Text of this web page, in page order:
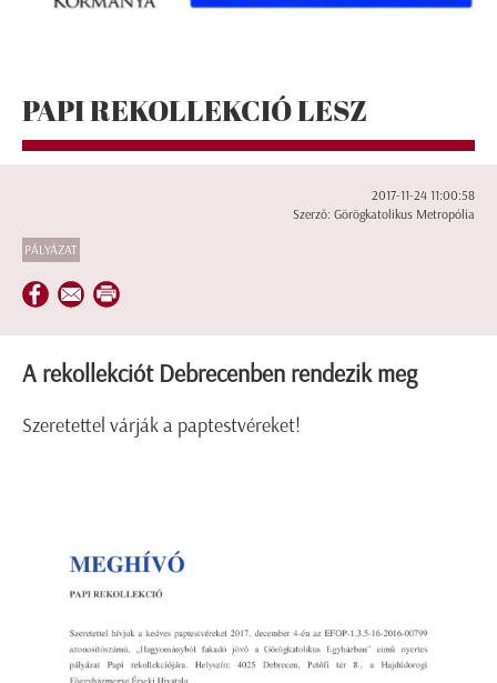
PAPI REKOLLEKCIÓ LESZ
2017-11-24 11:00:58
Szerző: Görögkatolikus Metropólia
PÁLYÁZAT
A rekollekciót Debrecenben rendezik meg
Szeretettel várják a paptestvéreket!